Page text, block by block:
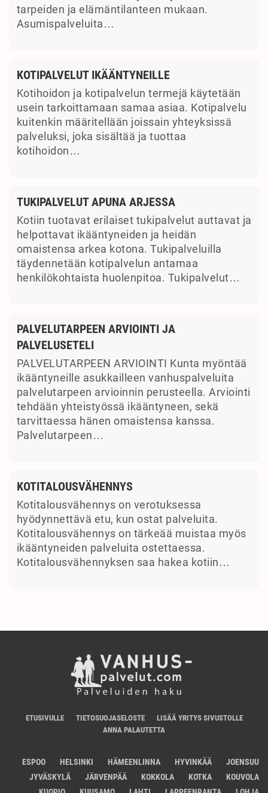
tarpeiden ja elämäntilanteen mukaan.
Asumispalveluita…
KOTIPALVELUT IKÄÄNTYNEILLE
Kotihoidon ja kotipalvelun termejä käytetään
usein tarkoittamaan samaa asiaa. Kotipalvelu
kuitenkin määritellään joissain yhteyksissä
palveluksi, joka sisältää ja tuottaa
kotihoidon…
TUKIPALVELUT APUNA ARJESSA
Kotiin tuotavat erilaiset tukipalvelut auttavat ja
helpottavat ikääntyneiden ja heidän
omaistensa arkea kotona. Tukipalveluilla
täydennetään kotipalvelun antamaa
henkilökohtaista huolenpitoa. Tukipalvelut…
PALVELUTARPEEN ARVIOINTI JA
PALVELUSETELI
PALVELUTARPEEN ARVIOINTI Kunta myöntää
ikääntyneille asukkailleen vanhuspalveluita
palvelutarpeen arvioinnin perusteella. Arviointi
tehdään yhteistyössä ikääntyneen, sekä
tarvittaessa hänen omaistensa kanssa.
Palvelutarpeen…
KOTITALOUSVÄHENNYS
Kotitalousvähennys on verotuksessa
hyödynnettävä etu, kun ostat palveluita.
Kotitalousvähennys on tärkeää muistaa myös
ikääntyneiden palveluita ostettaessa.
Kotitalousvähennyksen saa hakea kotiin…
ETUSIVULLE TIETOSUOJASELOSTE
LISÄÄ YRITYS SIVUSTOLLE
ANNA PALAUTETTA
ESPOO HELSINKI HÄMEENLINNA HYVINKÄÄ
JOENSUU
JYVÄSKYLÄ
JÄRVENPÄÄ KOKKOLA KOTKA
KOUVOLA